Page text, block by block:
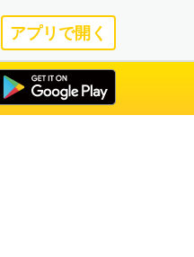
アプリで開く